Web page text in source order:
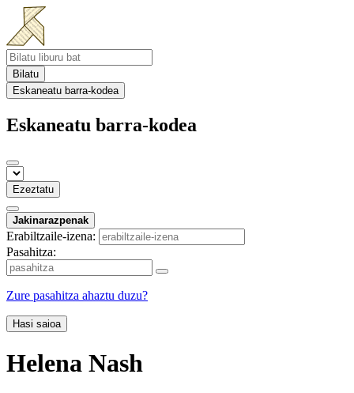
Bilatu
Eskaneatu barra-kodea
Eskaneatu barra-kodea
Ezeztatu
Jakinarazpenak
Erabiltzaile-izena:
Pasahitza:
Zure pasahitza ahaztu duzu?
Hasi saioa
Helena Nash